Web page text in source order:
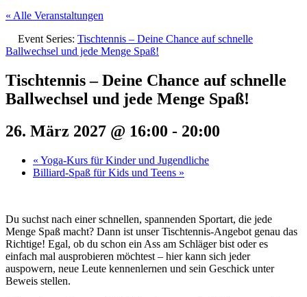
« Alle Veranstaltungen
Event Series: Tischtennis – Deine Chance auf schnelle
Ballwechsel und jede Menge Spaß!
Tischtennis – Deine Chance auf schnelle
Ballwechsel und jede Menge Spaß!
26. März 2027 @ 16:00 - 20:00
« Yoga-Kurs für Kinder und Jugendliche
Billiard-Spaß für Kids und Teens »
Du suchst nach einer schnellen, spannenden Sportart, die jede
Menge Spaß macht? Dann ist unser Tischtennis-Angebot genau das
Richtige! Egal, ob du schon ein Ass am Schläger bist oder es
einfach mal ausprobieren möchtest – hier kann sich jeder
auspowern, neue Leute kennenlernen und sein Geschick unter
Beweis stellen.